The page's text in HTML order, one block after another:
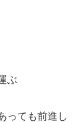
ぶ
っても前進し